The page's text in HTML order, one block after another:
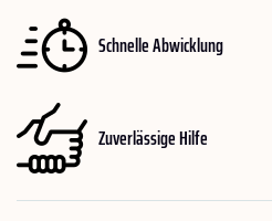
Schnelle Abwicklung
Zuverlässige Hilfe